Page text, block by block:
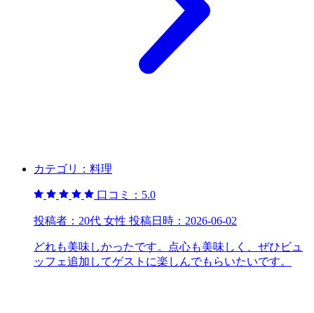
カテゴリ： 料理
口コミ： 5.0
投稿者： 20代 女性 投稿日時： 2026-06-02
どれも美味しかったです。点心も美味しく、ぜひビュ
ッフェ追加してゲストに楽しんでもらいたいです。